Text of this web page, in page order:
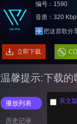
编号：1590
音质：320
把这首歌分
立即下载
温馨提示:下载的
播放列表
历史记录
英文